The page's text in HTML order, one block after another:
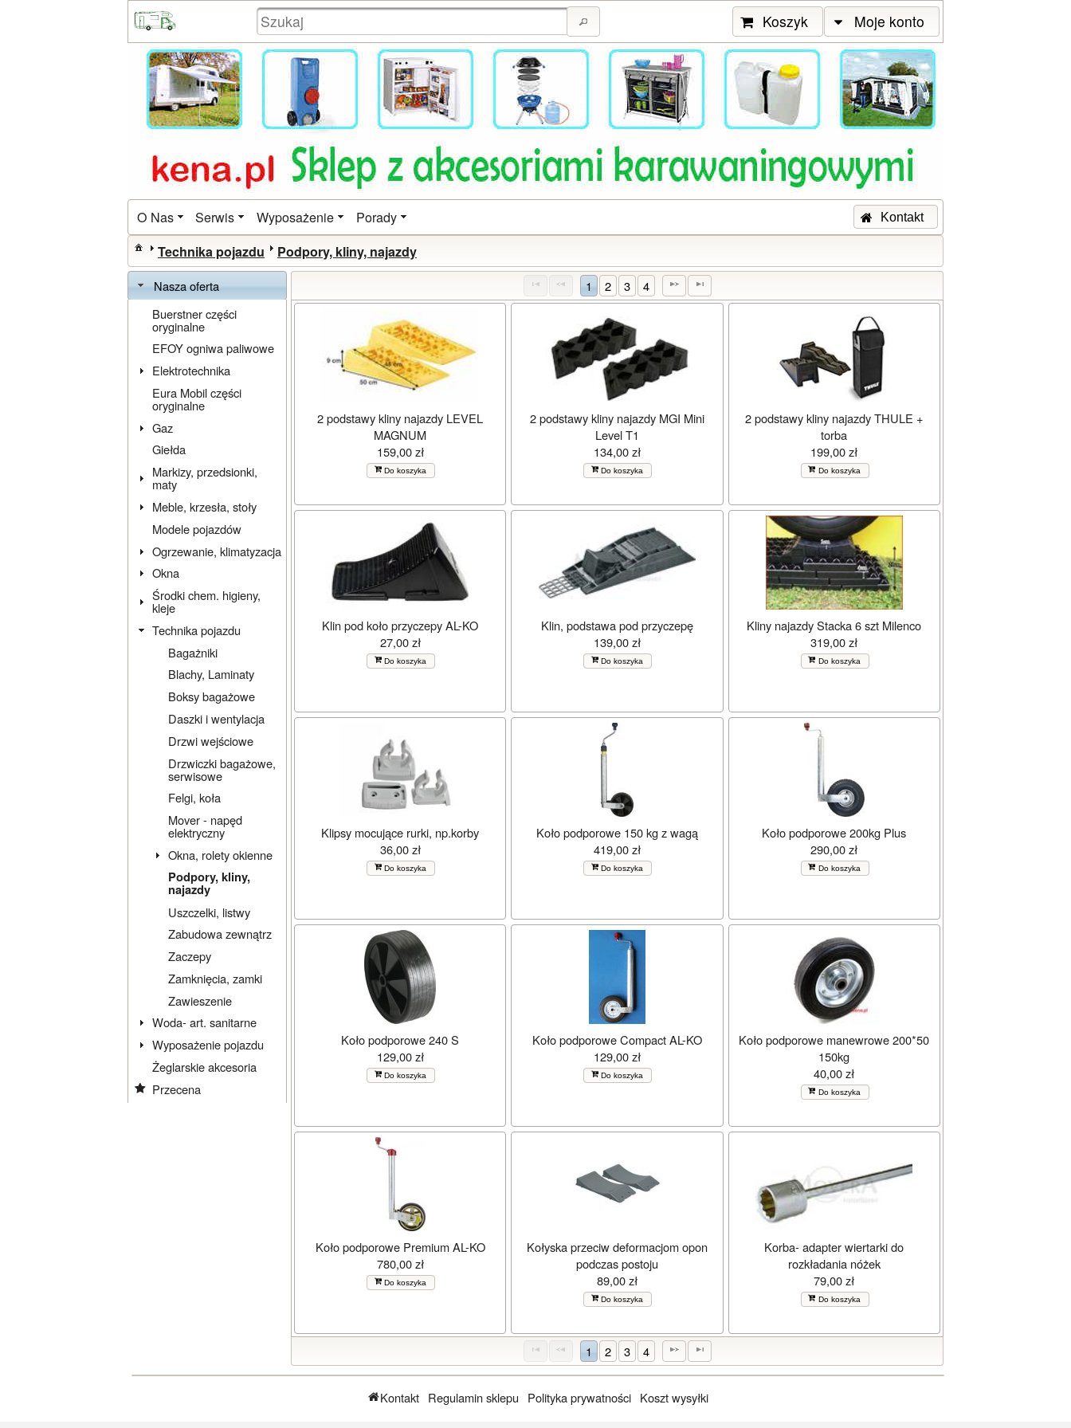
Koszyk Moje konto
O Nas Serwis Wyposażenie Porady Kontakt
Technika pojazdu Podpory, kliny, najazdy
Nasza oferta
Buerstner części
oryginalne
EFOY ogniwa paliwowe
Elektrotechnika
Eura Mobil części
oryginalne
Gaz
Giełda
Markizy, przedsionki,
maty
Meble, krzesła, stoły
Modele pojazdów
Ogrzewanie, klimatyzacja
Okna
Środki chem. higieny,
kleje
Technika pojazdu
Bagażniki
Blachy, Laminaty
Boksy bagażowe
Daszki i wentylacja
Drzwi wejściowe
Drzwiczki bagażowe,
serwisowe
Felgi, koła
Mover - napęd
elektryczny
Okna, rolety okienne
Podpory, kliny,
najazdy
Uszczelki, listwy
Zabudowa zewnątrz
Zaczepy
Zamknięcia, zamki
Zawieszenie
Woda- art. sanitarne
Wyposażenie pojazdu
Żeglarskie akcesoria
Przecena
1 2 3 4
2 podstawy kliny najazdy LEVEL
MAGNUM
159,00 zł
Do koszyka
2 podstawy kliny najazdy MGI Mini
Level T1
134,00 zł
Do koszyka
2 podstawy kliny najazdy THULE +
torba
199,00 zł
Do koszyka
Klin pod koło przyczepy AL-KO
27,00 zł
Do koszyka
Klin, podstawa pod przyczepę
139,00 zł
Do koszyka
Kliny najazdy Stacka 6 szt Milenco
319,00 zł
Do koszyka
Klipsy mocujące rurki, np.korby
36,00 zł
Do koszyka
Koło podporowe 150 kg z wagą
419,00 zł
Do koszyka
Koło podporowe 200kg Plus
290,00 zł
Do koszyka
Koło podporowe 240 S
129,00 zł
Do koszyka
Koło podporowe Compact AL-KO
129,00 zł
Do koszyka
Koło podporowe manewrowe 200*50
150kg
40,00 zł
Do koszyka
Koło podporowe Premium AL-KO
780,00 zł
Do koszyka
Kołyska przeciw deformacjom opon
podczas postoju
89,00 zł
Do koszyka
Korba- adapter wiertarki do
rozkładania nóżek
79,00 zł
Do koszyka
1 2 3 4
Kontakt Regulamin sklepu Polityka prywatności Koszt wysyłki